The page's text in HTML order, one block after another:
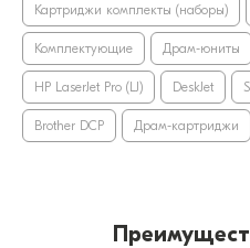
Картриджи комплекты (наборы)
Комплектующие Драм-юниты
HP LaserJet Pro (LJ) DeskJet
Brother DCP Драм-картриджи